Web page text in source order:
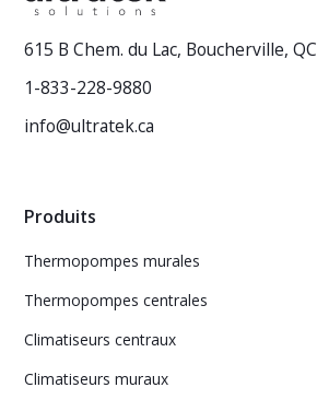
615 B Chem. du Lac, Boucherville,
1-833-228-9880
info@ultratek.ca
Produits
Thermopompes murales
Thermopompes centrales
Climatiseurs centraux
Climatiseurs muraux